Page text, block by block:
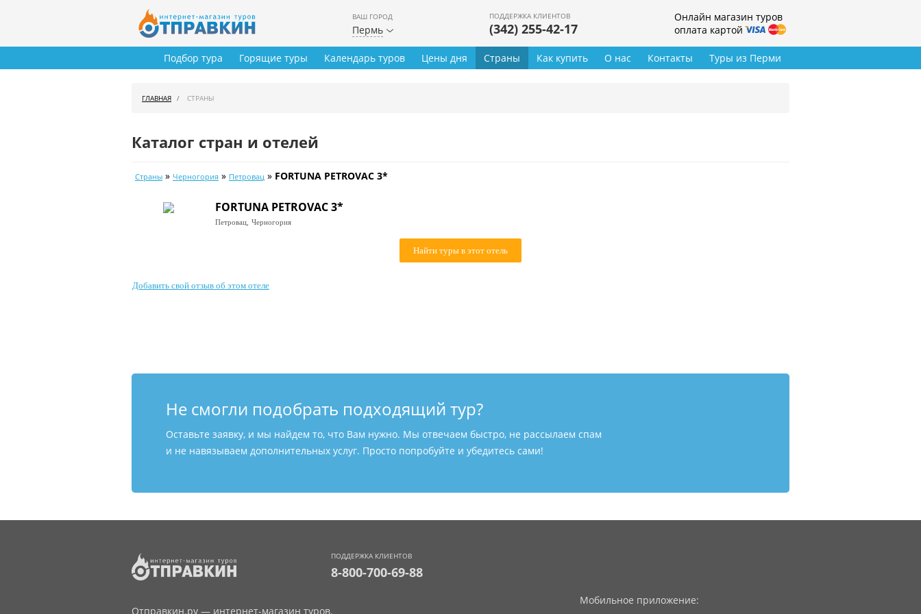
ВАШ ГОРОД
Пермь
ПОДДЕРЖКА КЛИЕНТОВ
(342) 255-42-17
Онлайн магазин туров
оплата картой
Туры из Перми
Подбор тура Горящие туры Календарь туров Цены дня Страны Как купить О нас Контакты
ГЛАВНАЯ СТРАНЫ
Каталог стран и отелей
Страны » Черногория » Петровац » FORTUNA PETROVAC 3*
FORTUNA PETROVAC 3*
Петровац, Черногория
Найти туры в этот отель
Добавить свой отзыв об этом отеле
Не смогли подобрать подходящий тур?
Оставьте заявку, и мы найдем то, что Вам нужно. Мы отвечаем быстро, не рассылаем спам
и не навязываем дополнительных услуг. Просто попробуйте и убедитесь сами!
ПОДДЕРЖКА КЛИЕНТОВ
8-800-700-69-88
Отправкин.ру — интернет-магазин туров.
Мобильное приложение: